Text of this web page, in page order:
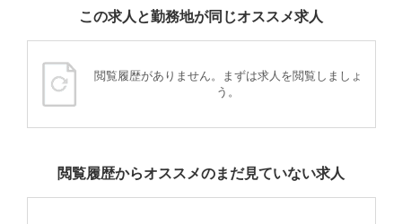
この求人と勤務地が同じオススメ求人
閲覧履歴がありません。まずは求人を閲覧しましょ
う。
閲覧履歴からオススメのまだ見ていない求人